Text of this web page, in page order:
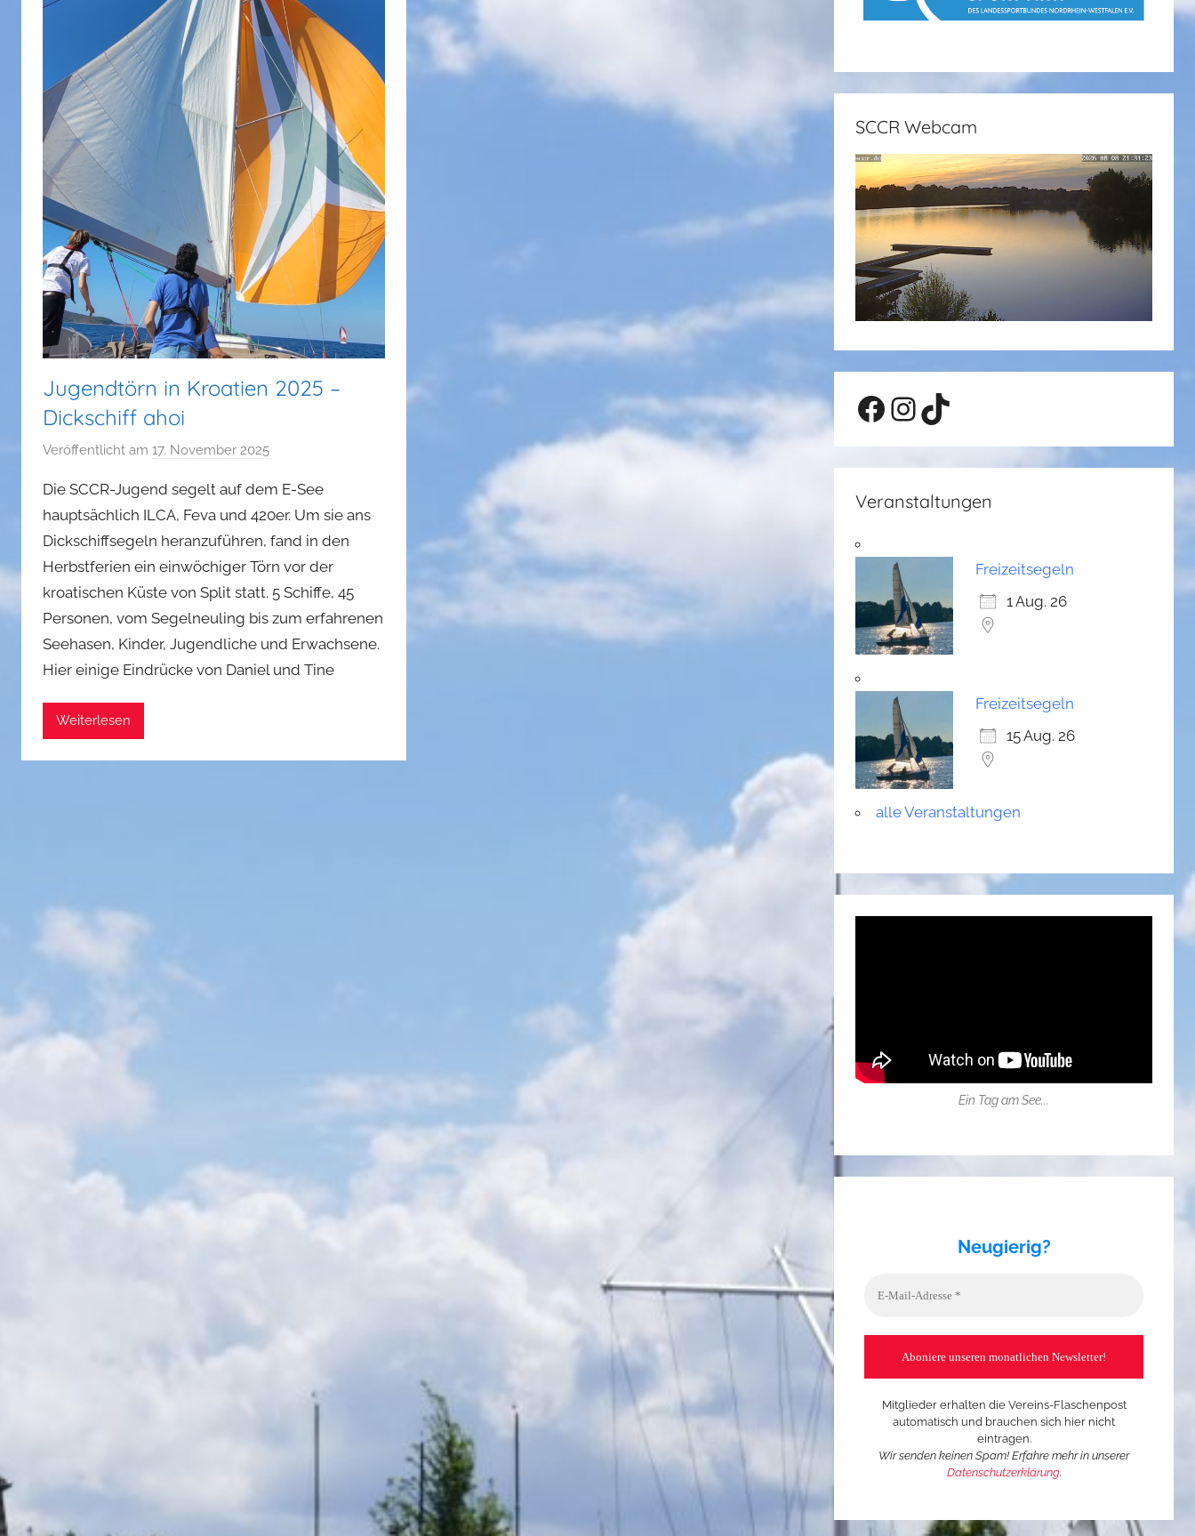
Jugendtörn in Kroatien 2025 –
Dickschiff ahoi
Veröffentlicht am 17. November 2025
n
a
d
m
n
Die SCCR-Jugend segelt auf dem E-See
hauptsächlich ILCA, Feva und 420er. Um sie ans
Dickschiffsegeln heranzuführen, fand in den
Herbstferien ein einwöchiger Törn vor der
kroatischen Küste von Split statt. 5 Schiffe, 45
Personen, vom Segelneuling bis zum erfahrenen
Seehasen, Kinder, Jugendliche und Erwachsene.
Hier einige Eindrücke von Daniel und Tine
Weiterlesen
SCCR Webcam
Facebook
Instagram
TikTok
Veranstaltungen
Freizeitsegeln
1 Aug. 26
Freizeitsegeln
15 Aug. 26
alle Veranstaltungen
Ein Tag am See...
Neugierig?
Mitglieder erhalten die Vereins-Flaschenpost
automatisch und brauchen sich hier nicht
eintragen.
Wir senden keinen Spam! Erfahre mehr in unserer
Datenschutzerklärung.